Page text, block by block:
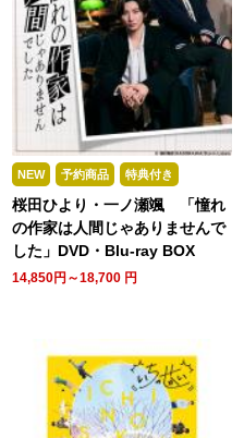
NEW 予約商品 特典付き
桜田ひより・一ノ瀬颯 「憧れ
の作家は人間じゃありませんで
した」DVD・Blu-ray BOX
14,850円～18,700 円